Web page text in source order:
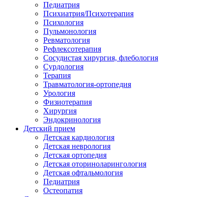
Педиатрия
Психиатрия/Психотерапия
Психология
Пульмонология
Ревматология
Рефлексотерапия
Сосудистая хирургия, флебология
Сурдология
Терапия
Травматология-ортопедия
Урология
Физиотерапия
Хирургия
Эндокринология
Детский прием
Детская кардиология
Детская неврология
Детская ортопедия
Детская оториноларингология
Детская офтальмология
Педиатрия
Остеопатия